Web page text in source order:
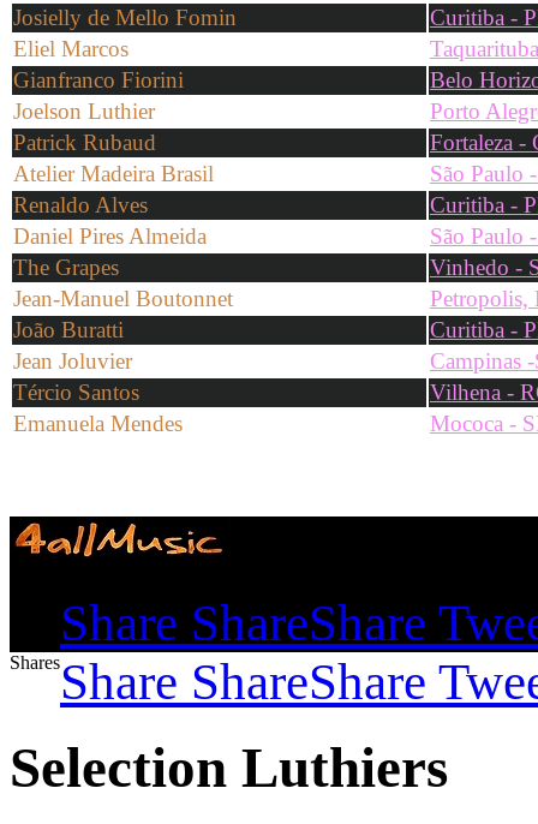
Josielly de Mello Fomin
Curitiba -
Eliel Marcos
Gianfranco Fiorini
Belo
Joelson Luthier
Porto
Patrick Rubaud
Fortaleza -
Atelier Madeira Brasil
São Paulo
Renaldo Alves
Curitiba -
Daniel Pires Almeida
São Paulo
The Grapes
Vinhedo -
Jean-Manuel Boutonnet
Petropolis,
João Buratti
Curitiba -
Jean Joluvier
Campinas
Tércio Santos
Vilhena -
Emanuela Mendes
Mococa -
Share ShareShare
SharesShare ShareShare
Selection Luthiers